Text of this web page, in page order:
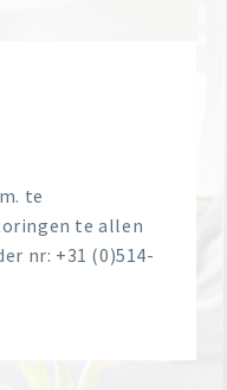
te
te allen
nr: +31 (0)514-